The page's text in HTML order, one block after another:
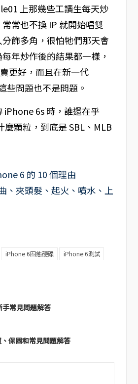
上那幾些工讀生每天炒
常也不換 IP 就開始唱雙
飾多角，很怕牠們那天會
年炒作後的結果都一樣，
更好，而且在新一代
些問題也不是問題。
iPhone 6s 時，誰還在乎
麼顆粒，到底是 SBL、MLB
6 的 10 個理由
、夾頭髮、起火、噴水、上
iPhone 6固態硬碟
iPhone 6測試
常見問題解答
保固和常見問題解答